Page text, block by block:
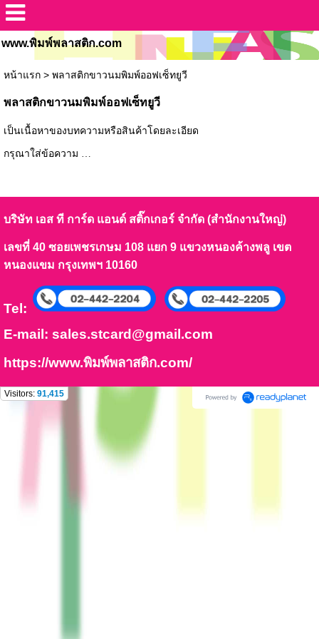
www.พิมพ์พลาสติก.com
หน้าแรก> พลาสติกขาวนมพิมพ์ออฟเซ็ทยูวี
พลาสติกขาวนมพิมพ์ออฟเซ็ทยูวี
เป็นเนื้อหาของบทความหรือสินค้าโดยละเอียด
กรุณาใส่ข้อความ …
บริษัท เอส ที การ์ด แอนด์ สติ๊กเกอร์ จำกัด (สำนักงานใหญ่)
เลขที่ 40 ซอยเพชรเกษม 108 แยก 9 แขวงหนองค้างพลู เขต
หนองแขม กรุงเทพฯ 10160
Tel:
E-mail: sales.stcard@gmail.com
https://www.พิมพ์พลาสติก.com/
Visitors: 91,415